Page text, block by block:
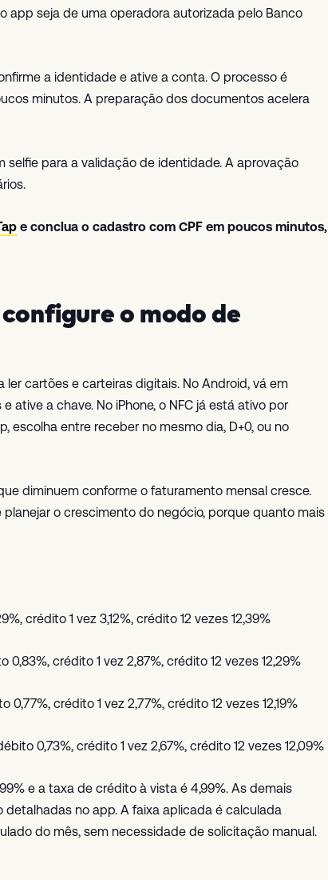
app seja de uma operadora autorizada pelo Banco
a identidade e ative a conta. O processo é
minutos. A preparação dos documentos acelera
selfie para a validação de identidade. A aprovação
e conclua o cadastro com CPF em poucos minutos,
o modo de
cartões e carteiras digitais. No Android, vá em
ative a chave. No iPhone, o NFC já está ativo por
escolha entre receber no mesmo dia, D+0, ou no
diminuem conforme o faturamento mensal cresce.
o crescimento do negócio, porque quanto mais
crédito 1 vez 3,12%, crédito 12 vezes 12,39%
0,83%, crédito 1 vez 2,87%, crédito 12 vezes 12,29%
crédito 1 vez 2,77%, crédito 12 vezes 12,19%
0,73%, crédito 1 vez 2,67%, crédito 12 vezes 12,09%
e a taxa de crédito à vista é 4,99%. As demais
no app. A faixa aplicada é calculada
do mês, sem necessidade de solicitação manual.